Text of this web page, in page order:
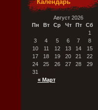
Календарь
Август 2026
Пн
Вт Ср Чт Пт Сб
« Март
1
3
4 5 6 7 8
10
11 12 13 14 15
17
18 19 20 21 22
24
25 26 27 28 29
31